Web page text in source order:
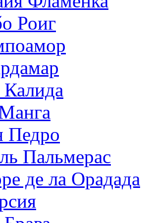
Роиг
Калида
Педро
Пальмерас
де ла Орадада